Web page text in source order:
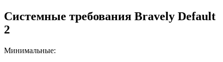
Системные требования Bravely Default
2
Минимальные: